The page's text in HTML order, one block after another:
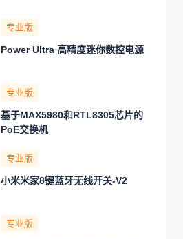
专业版
Power Ultra 高精度迷你数控电源
专业版
基于MAX5980和RTL8305芯片的
PoE交换机
专业版
小米米家8键蓝牙无线开关-V2
专业版